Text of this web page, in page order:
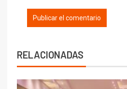
RELACIONADAS